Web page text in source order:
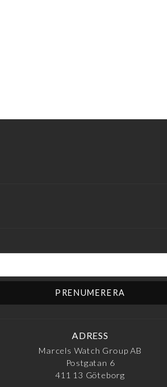
ADRESS
Marcels Watch Group AB
Postgatan 6
411 13 Göteborg